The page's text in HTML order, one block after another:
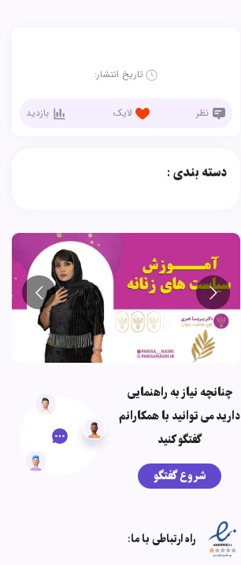
تاریخ انتشار:
نظر لایک بازدید
دسته بندی :
چنانچه نیاز به راهنمایی
دارید می توانید با همکارانم
گفتگو کنید
شروع گفتگو
راه ارتباطی با ما: